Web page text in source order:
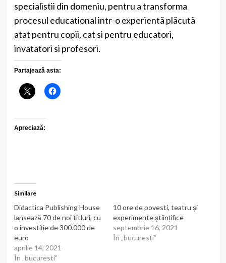
specialistii din domeniu, pentru a transforma
procesul educational intr-o experientã plãcutã
atat pentru copii, cat si pentru educatori,
invatatori si profesori.
Partajează asta:
Apreciază:
Similare
Didactica Publishing House
lansează 70 de noi titluri, cu
o investiție de 300.000 de
euro
aprilie 14, 2021
În „bucuresti”
10 ore de povesti, teatru și
experimente științifice
septembrie 16, 2021
În „bucuresti”